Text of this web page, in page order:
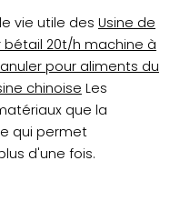
vie utile des Usine de
20t/h machine à
pour aliments du
chinoise Les
que la
qui permet
d'une fois.